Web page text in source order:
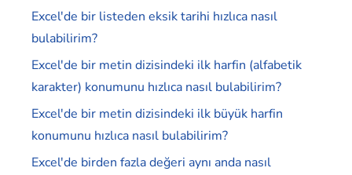
Excel'de bir listeden eksik tarihi hızlıca nasıl
bulabilirim?
Excel'de bir metin dizisindeki ilk harfin (alfabetik
karakter) konumunu hızlıca nasıl bulabilirim?
Excel'de bir metin dizisindeki ilk büyük harfin
konumunu hızlıca nasıl bulabilirim?
Excel'de birden fazla değeri aynı anda nasıl